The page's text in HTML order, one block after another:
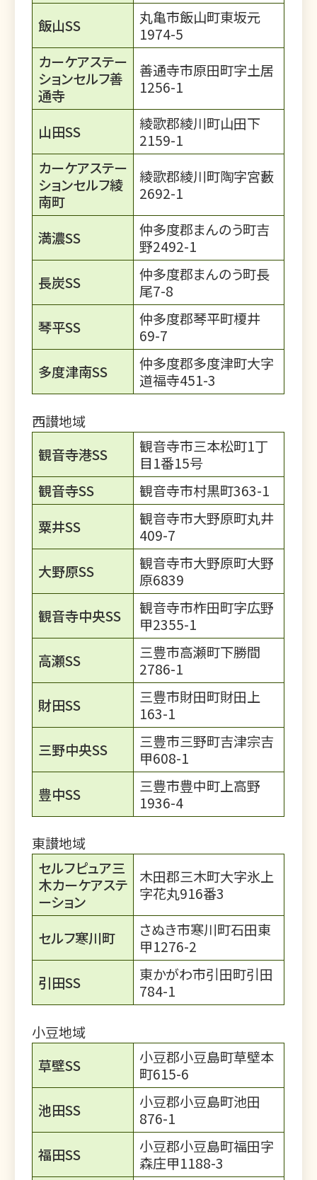
飯山SS
丸亀市飯山町東坂元
1974-5
カーケアステー
ションセルフ善
通寺
善通寺市原田町字土居
1256-1
山田SS
綾歌郡綾川町山田下
2159-1
カーケアステー
ションセルフ綾
南町
綾歌郡綾川町陶字宮藪
2692-1
満濃SS
仲多度郡まんのう町吉
野2492-1
長炭SS
仲多度郡まんのう町長
尾7-8
琴平SS
仲多度郡琴平町榎井
69-7
多度津南SS
仲多度郡多度津町大字
道福寺451-3
西讃地域
観音寺港SS
観音寺市三本松町1丁
目1番15号
観音寺SS
観音寺市村黒町363-1
粟井SS
観音寺市大野原町丸井
409-7
大野原SS
観音寺市大野原町大野
原6839
観音寺中央SS
観音寺市柞田町字広野
甲2355-1
高瀬SS
三豊市高瀬町下勝間
2786-1
財田SS
三豊市財田町財田上
163-1
三野中央SS
三豊市三野町吉津宗吉
甲608-1
豊中SS
三豊市豊中町上高野
1936-4
東讃地域
セルフピュア三
木カーケアステ
ーション
木田郡三木町大字氷上
字花丸916番3
セルフ寒川町
さぬき市寒川町石田東
甲1276-2
引田SS
東かがわ市引田町引田
784-1
小豆地域
草壁SS
小豆郡小豆島町草壁本
町615-6
池田SS
小豆郡小豆島町池田
876-1
福田SS
小豆郡小豆島町福田字
森庄甲1188-3